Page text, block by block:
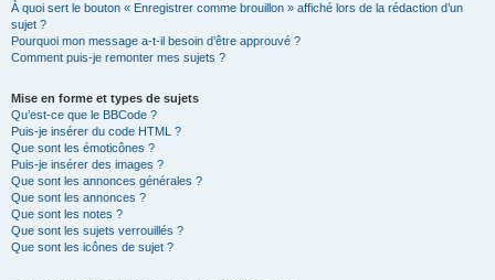
À quoi sert le bouton « Enregistrer comme brouillon » affiché lors de la rédaction d’un
sujet ?
Pourquoi mon message a-t-il besoin d’être approuvé ?
Comment puis-je remonter mes sujets ?
Mise en forme et types de sujets
Qu’est-ce que le BBCode ?
Puis-je insérer du code HTML ?
Que sont les émoticônes ?
Puis-je insérer des images ?
Que sont les annonces générales ?
Que sont les annonces ?
Que sont les notes ?
Que sont les sujets verrouillés ?
Que sont les icônes de sujet ?